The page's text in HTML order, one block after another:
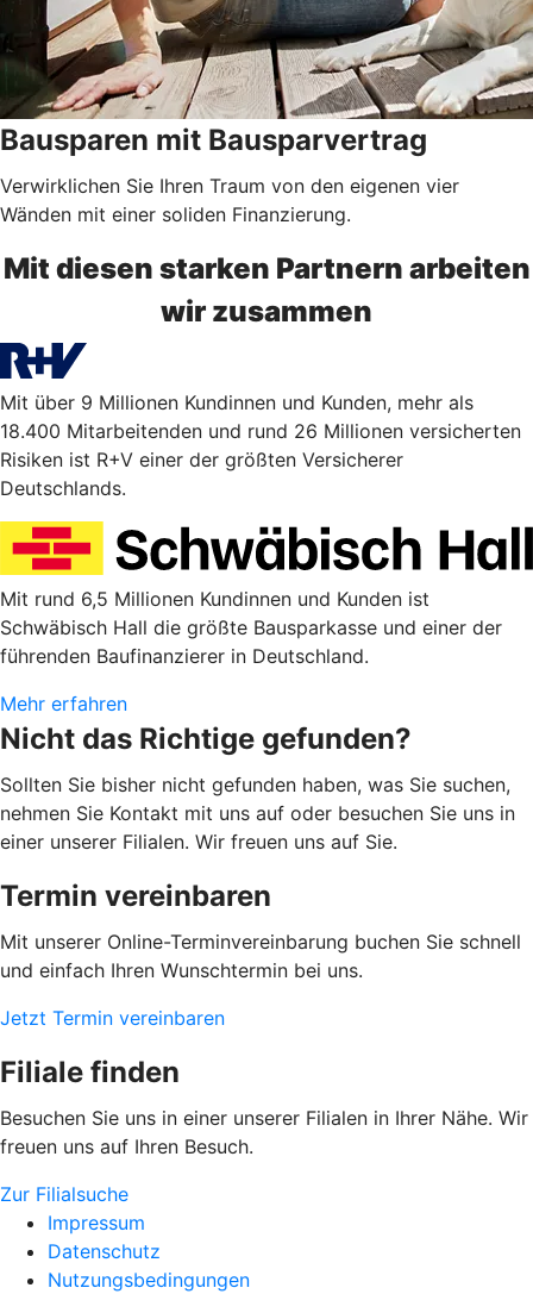
Bausparen mit Bausparvertrag
Verwirklichen Sie Ihren Traum von den eigenen vier
Wänden mit einer soliden Finanzierung.
Mit diesen starken Partnern arbeiten
wir zusammen
Mit über 9 Millionen Kundinnen und Kunden, mehr als
18.400 Mitarbeitenden und rund 26 Millionen versicherten
Risiken ist R+V einer der größten Versicherer
Deutschlands.
Mit rund 6,5 Millionen Kundinnen und Kunden ist
Schwäbisch Hall die größte Bausparkasse und einer der
führenden Baufinanzierer in Deutschland.
Mehr erfahren
Nicht das Richtige gefunden?
Sollten Sie bisher nicht gefunden haben, was Sie suchen,
nehmen Sie Kontakt mit uns auf oder besuchen Sie uns in
einer unserer Filialen. Wir freuen uns auf Sie.
Termin vereinbaren
Mit unserer Online-Terminvereinbarung buchen Sie schnell
und einfach Ihren Wunschtermin bei uns.
Jetzt Termin vereinbaren
Filiale finden
Besuchen Sie uns in einer unserer Filialen in Ihrer Nähe. Wir
freuen uns auf Ihren Besuch.
Zur Filialsuche
Impressum
Datenschutz
Nutzungsbedingungen